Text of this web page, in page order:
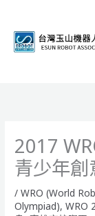
2017
青少年
/WRO (World
Olympiad),WRO